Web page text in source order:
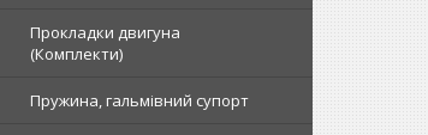
Прокладки двигуна
(Комплекти)
Пружина, гальмівний супорт